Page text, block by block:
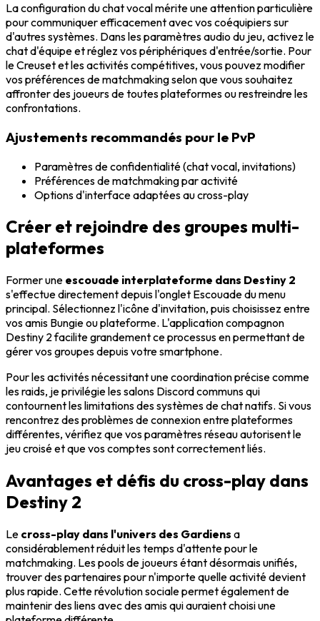
La configuration du chat vocal mérite une attention particulière
pour communiquer efficacement avec vos coéquipiers sur
d'autres systèmes. Dans les paramètres audio du jeu, activez le
chat d'équipe et réglez vos périphériques d'entrée/sortie. Pour
le Creuset et les activités compétitives, vous pouvez modifier
vos préférences de matchmaking selon que vous souhaitez
affronter des joueurs de toutes plateformes ou restreindre les
confrontations.
Ajustements recommandés pour le PvP
Paramètres de confidentialité (chat vocal, invitations)
Préférences de matchmaking par activité
Options d'interface adaptées au cross-play
Créer et rejoindre des groupes multi-
plateformes
Former une escouade interplateforme dans Destiny 2
s'effectue directement depuis l'onglet Escouade du menu
principal. Sélectionnez l'icône d'invitation, puis choisissez entre
vos amis Bungie ou plateforme. L'application compagnon
Destiny 2 facilite grandement ce processus en permettant de
gérer vos groupes depuis votre smartphone.
Pour les activités nécessitant une coordination précise comme
les raids, je privilégie les salons Discord communs qui
contournent les limitations des systèmes de chat natifs. Si vous
rencontrez des problèmes de connexion entre plateformes
différentes, vérifiez que vos paramètres réseau autorisent le
jeu croisé et que vos comptes sont correctement liés.
Avantages et défis du cross-play dans
Destiny 2
Le cross-play dans l'univers des Gardiens a
considérablement réduit les temps d'attente pour le
matchmaking. Les pools de joueurs étant désormais unifiés,
trouver des partenaires pour n'importe quelle activité devient
plus rapide. Cette révolution sociale permet également de
maintenir des liens avec des amis qui auraient choisi une